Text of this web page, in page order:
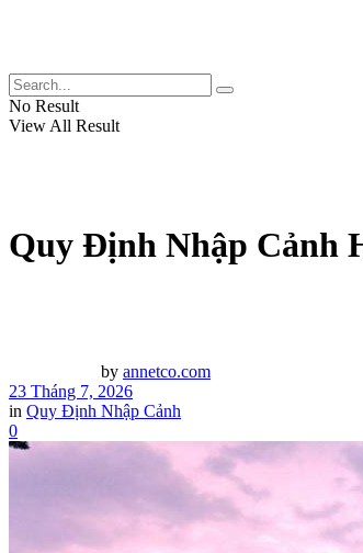
No Result
View All Result
Quy Định Nhập Cảnh
by annetco.com
23 Tháng 7, 2026
in Quy Định Nhập Cảnh
0